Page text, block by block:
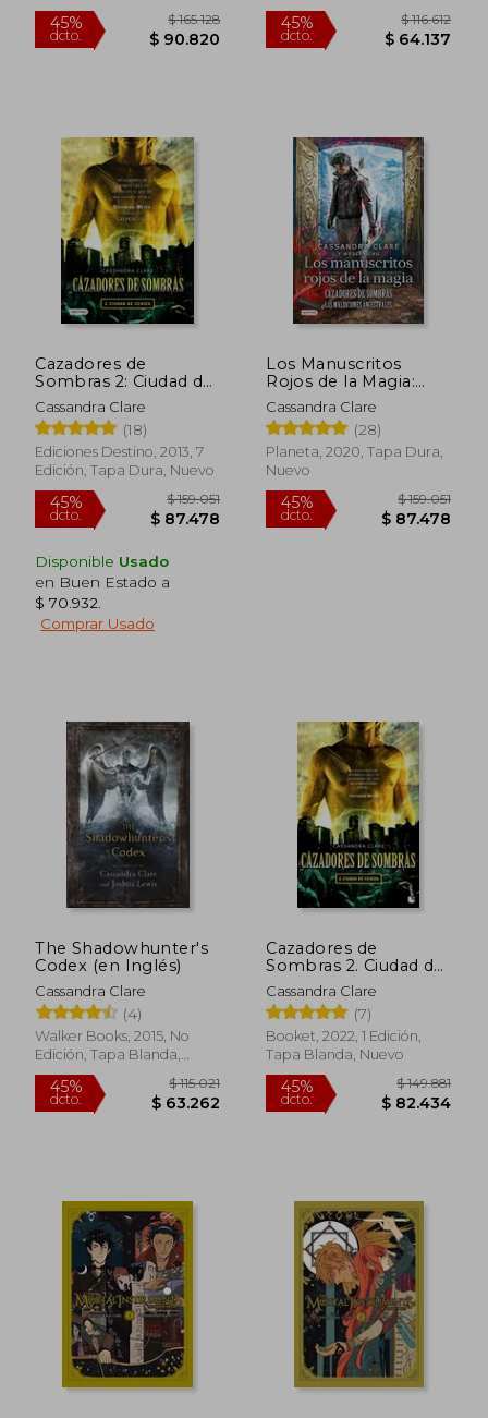
45%
dcto.
$ 129.688
$ 71.329
45%
dcto.
45%
dcto. $ 90.820
Nuevo
45%
dcto.
Cazadores de
Sombras 2: Ciudad de
Ceniza
Cassandra Clare
(18)
Ediciones Destino, 2013, 7
Edición, Tapa Dura, Nuevo
Disponible Usado
en Buen Estado a
$ 70.932
Comprar Usado
Los Manuscritos
Rojos de la Magia:
Cazadores de
Sombras. Las
Maldiciones
Ancestrales 1 (la Isla
del Tiempo Plus)
Cassandra Clare
(28)
Planeta, 2020, Tapa Dura,
Nuevo
The Shadowhunter's
Codex (en Inglés)
Cassandra Clare
(4)
Walker Books, 2015, No
Edición, Tapa Blanda,
Nuevo
Cazadores de
Sombras 2. Ciudad de
Ceniza. - Cassandra
Clare - Libro Físico
Cassandra Clare
(7)
Booket, 2022, 1 Edición,
Tapa Blanda, Nuevo